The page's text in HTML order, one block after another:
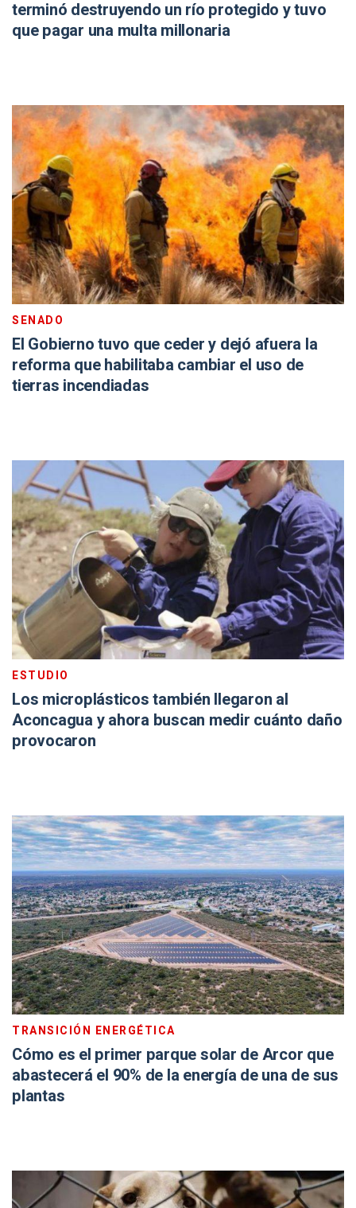
terminó destruyendo un río protegido y tuvo
que pagar una multa millonaria
SENADO
El Gobierno tuvo que ceder y dejó afuera la
reforma que habilitaba cambiar el uso de
tierras incendiadas
ESTUDIO
Los microplásticos también llegaron al
Aconcagua y ahora buscan medir cuánto daño
provocaron
TRANSICIÓN ENERGÉTICA
Cómo es el primer parque solar de Arcor que
abastecerá el 90% de la energía de una de sus
plantas